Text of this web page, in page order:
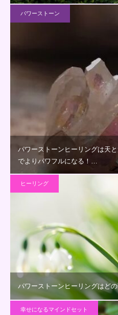
パワーストーン
パワーストーンヒーリングは天
でよりパワフルになる！…
ヒーリング
パワーストーンヒーリングはど
幸せになるマインドセット